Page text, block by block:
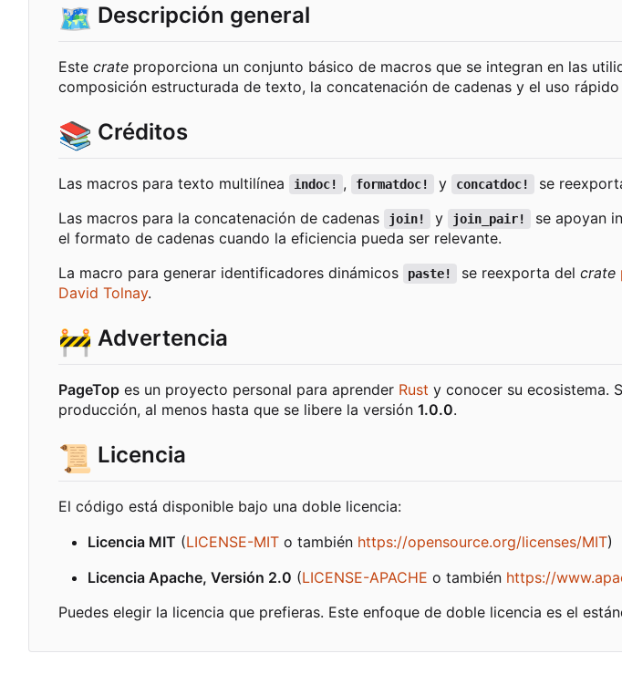
🗺️ Descripción general
Este crate proporciona un conjunto básico de macros que se integran en las
composición estructurada de texto, la concatenación de cadenas y el uso
📚 Créditos
Las macros para texto multilínea indoc! , formatdoc! y concatdoc! se
Las macros para la concatenación de cadenas
join! y join_pair! se apoyan
el formato de cadenas cuando la eficiencia pueda ser relevante.
La macro para generar identificadores dinámicos
paste! se reexporta del crate
David Tolnay.
🚧 Advertencia
PageTop es un proyecto personal para aprender Rust y conocer su ecosistema.
producción, al menos hasta que se libere la versión 1.0.0.
📜 Licencia
El código está disponible bajo una doble licencia:
Licencia MIT (LICENSE-MIT o también https://opensource.org/licenses/MIT)
Licencia Apache, Versión 2.0 (LICENSE-APACHE o también https://
Puedes elegir la licencia que prefieras. Este enfoque de doble licencia es el